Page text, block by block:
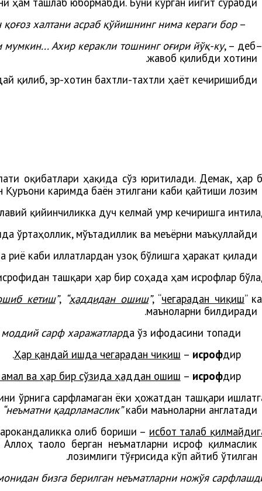
–
халтани асраб қўйишнинг нима кераги бор?
Ахир керакли тошнинг оғири йўқ-ку, – деб
жавоб қилибди хотини.
қилиб, эр-хотин бахтли-тахтли ҳаёт кечиришибди...
оқибатлари ҳақида сўз юритилади. Демак, ҳар
каримда баён этилгани каби қайтиши лозим.
қийинчиликка дуч келмай умр кечиришга
ўртаҳоллик, мўътадиллик ва меъёрни маъқуллайди.
каби иллатлардан узоқ бўлишга ҳаракат қилади.
ташқари ҳар бир соҳада ҳам исрофлар
кетиш”,“ҳаддидан ошиш”, “чегарадан чиқиш”
маъноларни билдиради.
моддий сарф харажатларда ўз ифодасини топади.
Ҳар қандай ишда чегарадан чиқиш – исрофдир.
ва ҳар бир сўзида ҳаддан ошиш – исрофдир.
ўрнига сарфламаган ёки ҳожатдан ташқари
“неъматни қадрламаслик”каби маъноларни англатади.
олиб бориши – исбот талаб
таоло берган неъматларни исроф қилмаслик
лозимлиги тўғрисида кўп айтиб ўтилган.
бизга берилган неъматларни ножўя